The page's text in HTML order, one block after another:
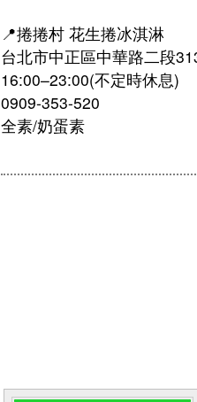
📍捲捲村 花生捲冰淇淋
台北市中正區中華路二段
16:00–23:00(不定時休息)
0909-353-520
全素/奶蛋素